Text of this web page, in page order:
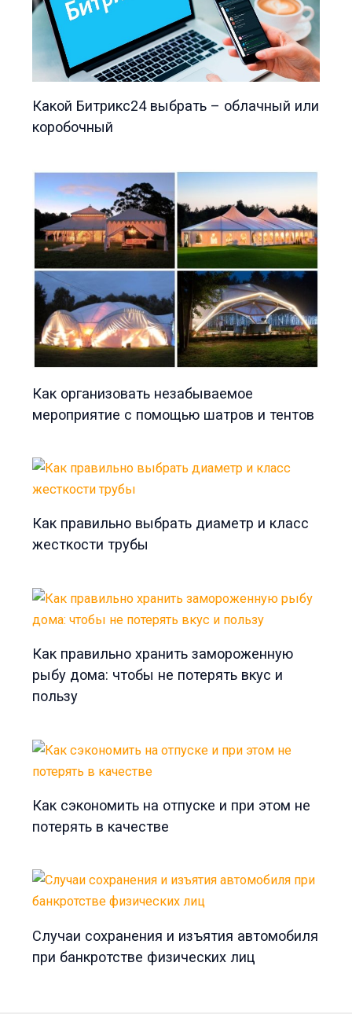
Какой Битрикс24 выбрать – облачный или
коробочный
Как организовать незабываемое
мероприятие с помощью шатров и тентов
Как правильно выбрать диаметр и класс
жесткости трубы
Как правильно хранить замороженную
рыбу дома: чтобы не потерять вкус и
пользу
Как сэкономить на отпуске и при этом не
потерять в качестве
Случаи сохранения и изъятия автомобиля
при банкротстве физических лиц